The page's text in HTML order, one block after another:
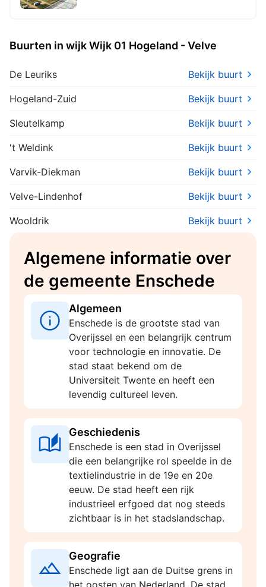
Buurten in wijk Wijk 01 Hogeland - Velve
De Leuriks Bekijk buurt
Hogeland-Zuid Bekijk buurt
Sleutelkamp Bekijk buurt
't Weldink Bekijk buurt
Varvik-Diekman Bekijk buurt
Velve-Lindenhof Bekijk buurt
Wooldrik Bekijk buurt
Algemene informatie over
de gemeente Enschede
Algemeen
Enschede is de grootste stad van
Overijssel en een belangrijk centrum
voor technologie en innovatie. De
stad staat bekend om de
Universiteit Twente en heeft een
levendig cultureel leven.
Geschiedenis
Enschede is een stad in Overijssel
die een belangrijke rol speelde in de
textielindustrie in de 19e en 20e
eeuw. De stad heeft een rijk
industrieel erfgoed dat nog steeds
zichtbaar is in het stadslandschap.
Geografie
Enschede ligt aan de Duitse grens in
het oosten van Nederland. De stad